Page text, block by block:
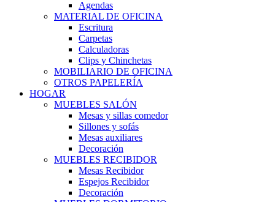
Agendas
MATERIAL DE OFICINA
Escritura
Carpetas
Calculadoras
Clips y Chinchetas
MOBILIARIO DE OFICINA
OTROS PAPELERÍA
HOGAR
MUEBLES SALÓN
Mesas y sillas comedor
Sillones y sofás
Mesas auxiliares
Decoración
MUEBLES RECIBIDOR
Mesas Recibidor
Espejos Recibidor
Decoración